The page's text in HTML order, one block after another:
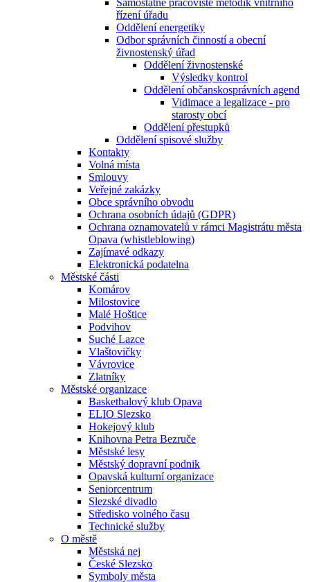
Samostatné pracoviště metodik vnitřního
řízení úřadu
Oddělení energetiky
Odbor správních činností a obecní
živnostenský úřad
Oddělení živnostenské
Výsledky kontrol
Oddělení občanskosprávních agend
Vidimace a legalizace - pro
starosty obcí
Oddělení přestupků
Oddělení spisové služby
Kontakty
Volná místa
Smlouvy
Veřejné zakázky
Obce správního obvodu
Ochrana osobních údajů (GDPR)
Ochrana oznamovatelů v rámci Magistrátu města
Opava (whistleblowing)
Zajímavé odkazy
Elektronická podatelna
Městské části
Komárov
Milostovice
Malé Hoštice
Podvihov
Suché Lazce
Vlaštovičky
Vávrovice
Zlatníky
Městské organizace
Basketbalový klub Opava
ELIO Slezsko
Hokejový klub
Knihovna Petra Bezruče
Městské lesy
Městský dopravní podnik
Opavská kulturní organizace
Seniorcentrum
Slezské divadlo
Středisko volného času
Technické služby
O městě
Městská nej
České Slezsko
Symboly města